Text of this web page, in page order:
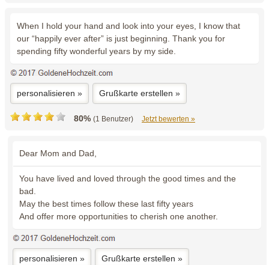
When I hold your hand and look into your eyes, I know that
our “happily ever after” is just beginning. Thank you for
spending fifty wonderful years by my side.
personalisieren » Grußkarte erstellen »
80% (1 Benutzer) Jetzt bewerten »
Dear Mom and Dad,
You have lived and loved through the good times and the
bad.
May the best times follow these last fifty years
And offer more opportunities to cherish one another.
personalisieren » Grußkarte erstellen »